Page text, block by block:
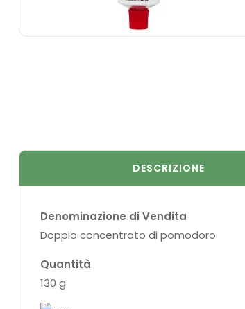
DESCRIZIONE
Denominazione di Vendita
Doppio concentrato di pomodoro
Quantità
130 g